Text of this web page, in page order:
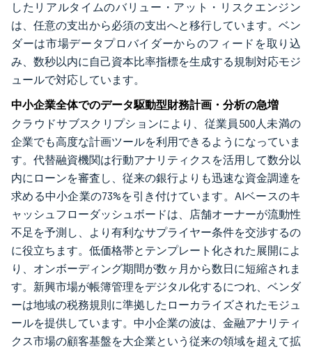
したリアルタイムのバリュー・アット・リスクエンジン
は、任意の支出から必須の支出へと移行しています。ベン
ダーは市場データプロバイダーからのフィードを取り込
み、数秒以内に自己資本比率指標を生成する規制対応モジ
ュールで対応しています。
中小企業全体でのデータ駆動型財務計画・分析の急増
クラウドサブスクリプションにより、従業員500人未満の
企業でも高度な計画ツールを利用できるようになっていま
す。代替融資機関は行動アナリティクスを活用して数分以
内にローンを審査し、従来の銀行よりも迅速な資金調達を
求める中小企業の73%を引き付けています。AIベースのキ
ャッシュフローダッシュボードは、店舗オーナーが流動性
不足を予測し、より有利なサプライヤー条件を交渉するの
に役立ちます。低価格帯とテンプレート化された展開によ
り、オンボーディング期間が数ヶ月から数日に短縮されま
す。新興市場が帳簿管理をデジタル化するにつれ、ベンダ
ーは地域の税務規則に準拠したローカライズされたモジュ
ールを提供しています。中小企業の波は、金融アナリティ
クス市場の顧客基盤を大企業という従来の領域を超えて拡